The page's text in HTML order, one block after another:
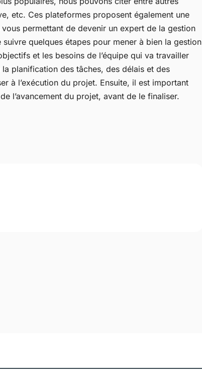
etc. Ces plateformes proposent également une
permettant de devenir un expert de la gestion
quelques étapes pour mener à bien la gestion
et les besoins de l’équipe qui va travailler
planification des tâches, des délais et des
à l’exécution du projet. Ensuite, il est important
l’avancement du projet, avant de le finaliser.